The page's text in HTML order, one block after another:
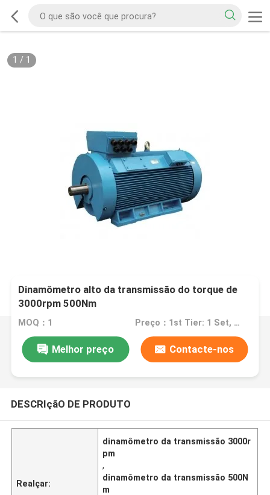
1 / 1
Dinamômetro alto da transmissão do torque de
3000rpm 500Nm
MOQ：1 Preço：1st Tier: 1 Set, Unit Price USD 3.00 2nd Tier: 2-5 Sets, Unit Price USD 2.00 3rd Tier: Over 5 Sets, Unit Price USD 1.00
Melhor preço Contacte-nos
DESCRIçãO DE PRODUTO
Realçar:
dinamômetro da transmissão 3000r
pm
,
dinamômetro da transmissão 500N
m